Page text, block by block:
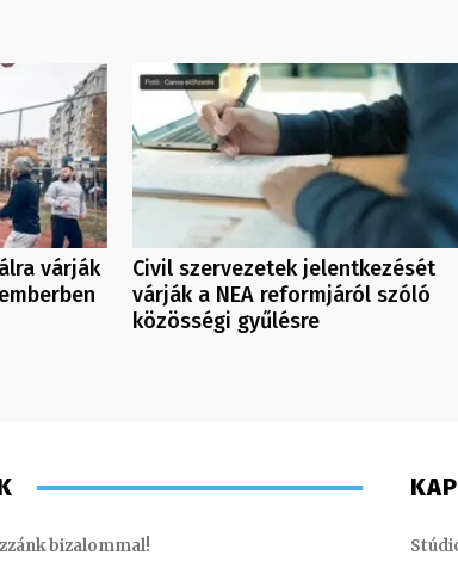
várják
Civil szervezetek jelentkezését
várják a NEA reformjáról szóló
közösségi gyűlésre
bizalommal!